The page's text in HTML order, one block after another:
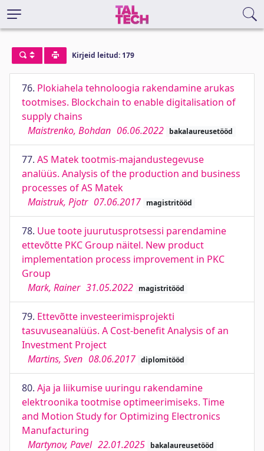
Kirjeid leitud: 179
76. Plokiahela tehnoloogia rakendamine arukas
tootmises. Blockchain to enable digitalisation of
supply chains
Maistrenko, Bohdan 06.06.2022 bakalaureusetööd
77. AS Matek tootmis-majandustegevuse
analüüs. Analysis of the production and business
processes of AS Matek
Maistruk, Pjotr 07.06.2017 magistritööd
78. Uue toote juurutusprotsessi parendamine
ettevõtte PKC Group näitel. New product
implementation process improvement in PKC
Group
Mark, Rainer 31.05.2022 magistritööd
79. Ettevõtte investeerimisprojekti
tasuvuseanalüüs. A Cost-benefit Analysis of an
Investment Project
Martins, Sven 08.06.2017 diplomitööd
80. Aja ja liikumise uuringu rakendamine
elektroonika tootmise optimeerimiseks. Time
and Motion Study for Optimizing Electronics
Manufacturing
Martynov, Pavel 22.01.2025 bakalaureusetööd